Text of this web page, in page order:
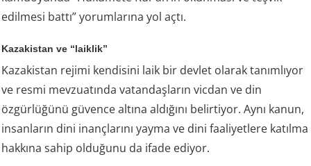
edilmesi battı” yorumlarına yol açtı.
Kazakistan ve “laiklik”
Kazakistan rejimi kendisini laik bir devlet olarak tanımlıyor
ve resmi mevzuatında vatandaşların vicdan ve din
özgürlüğünü güvence altına aldığını belirtiyor. Aynı kanun,
insanların dini inançlarını yayma ve dini faaliyetlere katılma
hakkına sahip olduğunu da ifade ediyor.